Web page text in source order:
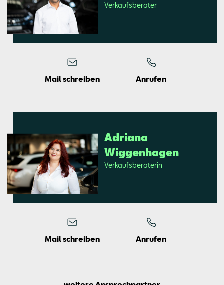
Ver­kaufs­be­ra­ter
Mail schreiben Anrufen
Adria­na
Wig­gen­ha­gen
Ver­kaufs­be­ra­te­rin
Mail schreiben Anrufen